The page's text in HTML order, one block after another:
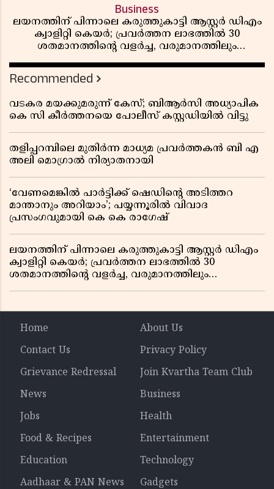
Business
ലയനത്തിന് പിന്നാലെ കരുത്തുകാട്ടി ആസ്റ്റർ ഡിഎം
ക്വാളിറ്റി കെയർ; പ്രവർത്തന ലാഭത്തിൽ 30
ശതമാനത്തിൻ്റെ വളർച്ച, വരുമാനത്തിലും
റിപ്പോർട്ട് പുറത്ത്
Recommended
വടകര മയക്കുമരുന്ന് കേസ്; ബിആർസി അധ്യാപിക
കെ സി കീർത്തനയെ പോലീസ് കസ്റ്റഡിയിൽ വിട്ടു
തളിപ്പറമ്പിലെ മുതിർന്ന മാധ്യമ പ്രവർത്തകൻ ബി എ
അലി മൊഗ്രാൽ നിര്യാതനായി
‘വേണമെങ്കിൽ പാർട്ടിക്ക് ഷെഡിൻ്റെ അടിത്തറ
മാന്താനും അറിയാം’; പയ്യന്നൂരിൽ വിവാദ
പ്രസംഗവുമായി കെ കെ രാഗേഷ്
ലയനത്തിന് പിന്നാലെ കരുത്തുകാട്ടി ആസ്റ്റർ ഡിഎം
ക്വാളിറ്റി കെയർ; പ്രവർത്തന ലാഭത്തിൽ 30
ശതമാനത്തിൻ്റെ വളർച്ച, വരുമാനത്തിലും
Home
About Us
Contact Us
Privacy Policy
Grievance Redressal
Join Kvartha Team Club
News
Business
Jobs
Health
Food & Recipes
Entertainment
Education
Technology
Aadhaar & PAN News
Gadgets